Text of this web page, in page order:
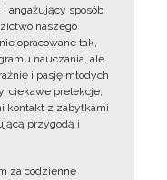
i angażujący sposób
naszego
opracowane tak,
nauczania, ale
i pasję młodych
ciekawe prelekcje,
kontakt z zabytkami
przygodą i
za codzienne